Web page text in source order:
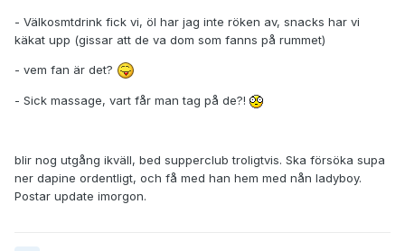
- Välkosmtdrink fick vi, öl har jag inte röken av, snacks har vi
käkat upp (gissar att de va dom som fanns på rummet)
- vem fan är det?
- Sick massage, vart får man tag på de?!
blir nog utgång ikväll, bed supperclub troligtvis. Ska försöka supa
ner dapine ordentligt, och få med han hem med nån ladyboy.
Postar update imorgon.